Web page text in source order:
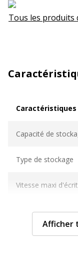
Tous les produits
Capacité de
Type de stockage
Vitesse maxi
Afficher